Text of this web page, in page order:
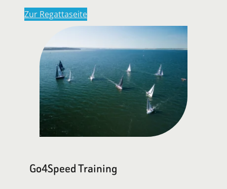
Zur Regattaseite
Go4Speed Training